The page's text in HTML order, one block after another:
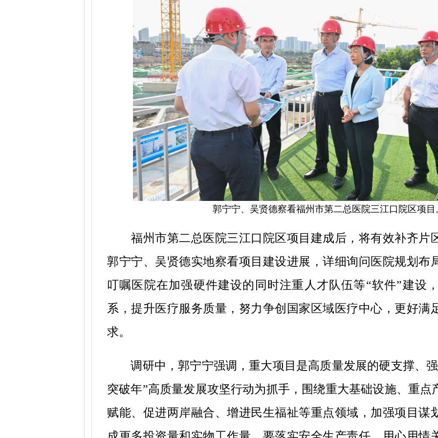
郭宁宁、吴贤德察看福州市第二总医院三江口院区项目
福州市第二总医院三江口院区项目建成后，将有效补齐片
郭宁宁、吴贤德实地察看项目建设进展，详细询问医院规划布
叮嘱医院在加强硬件建设的同时注重人才队伍等“软件”建设
系，提升医疗服务质量，努力争创国家区域医疗中心，更好满
求。
调研中，郭宁宁强调，重大项目是高质量发展的硬支撑、
突破年”高质量发展攻坚行动为抓手，围绕重大基础设施、重点
赋能、促进两岸融合、增进民生福祉等重点领域，加强项目谋